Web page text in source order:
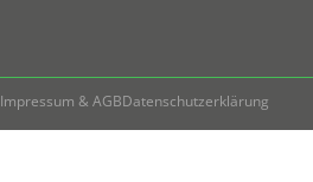
Impressum & AGBDatenschutzerklärung